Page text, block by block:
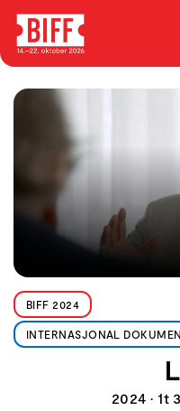
BIFF 2024
INTERNASJONAL
2024 • 1t